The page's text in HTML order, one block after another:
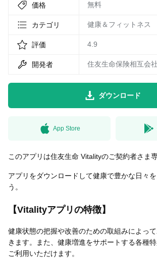
LINE無料スタンプ
無料猫ミーム
価格 無料
カテゴリ 健康＆フィットネス
評価 4.9
開発者 住友生命保険相互会社
ダウンロード
App Store
このアプリは住友生命 Vitalityのご契約者さま専
アプリをダウンロードして健康で豊かな日々
う。
【Vitalityアプリの特徴】
健康状態の把握や改善のための取組みによっ
きます。また、健康増進をサポートする各種
ご利用いただけます。